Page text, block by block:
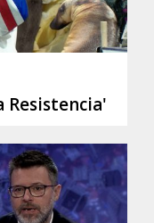
Resistencia'